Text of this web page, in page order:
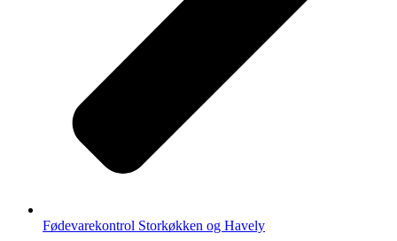
Fødevarekontrol Storkøkken og Havely